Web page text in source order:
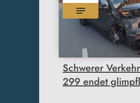
Schwerer
299 endet